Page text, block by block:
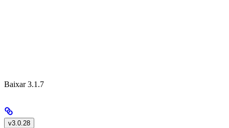
Baixar 3.1.7
v3.0.28